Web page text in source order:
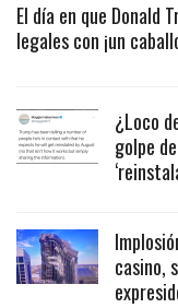
El día en que Donald
legales con ¡un
¿Loco
golpe
casino,